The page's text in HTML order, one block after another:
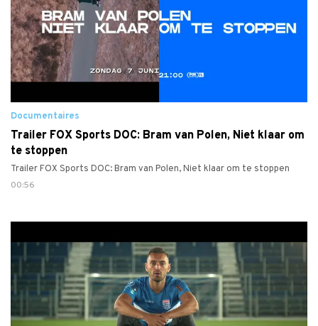
Documentaires
Trailer FOX Sports DOC: Bram van Polen, Niet klaar om
te stoppen
Trailer FOX Sports DOC: Bram van Polen, Niet klaar om te stoppen
00:56